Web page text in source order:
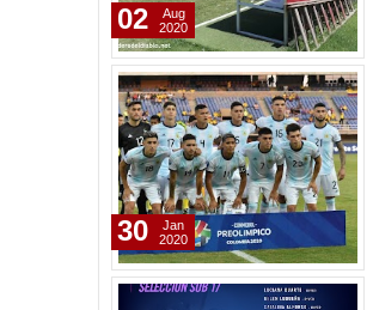
02
Aug
2020
30
Jan
2020